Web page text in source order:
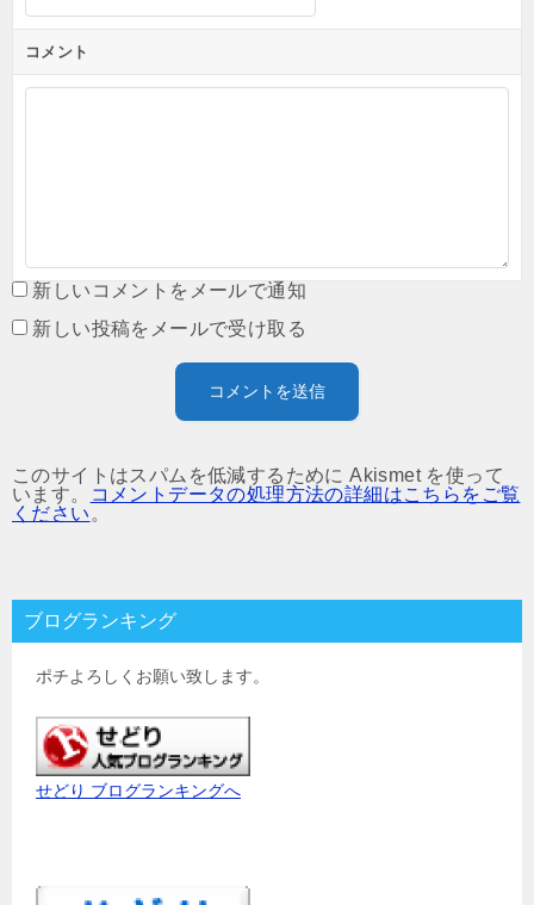
コメント
新しいコメントをメールで通知
新しい投稿をメールで受け取る
このサイトはスパムを低減するために Akismet を使って
います。
コメントデータの処理方法の詳細はこちらをご覧
ください 。
ブログランキング
ポチよろしくお願い致します。
せどり ブログランキングへ